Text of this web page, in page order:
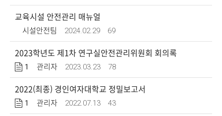
교육시설 안전관리 매뉴얼
시설안전팀 2024.02.29 69
2023학년도 제1차 연구실안전관리위원회 회의록
1 관리자 2023.03.23 78
2022(최종) 경인여자대학교 정밀보고서
1 관리자 2022.07.13 43